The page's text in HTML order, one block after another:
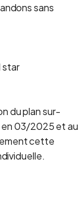
sans
du plan sur-
en 03/2025 et au
cette